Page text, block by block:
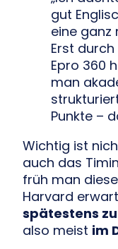
gut
eine ganz
Erst
Epro 360
man
Punkte –
Wichtig ist
auch das
früh man
Harvard
spätestens
also meist im